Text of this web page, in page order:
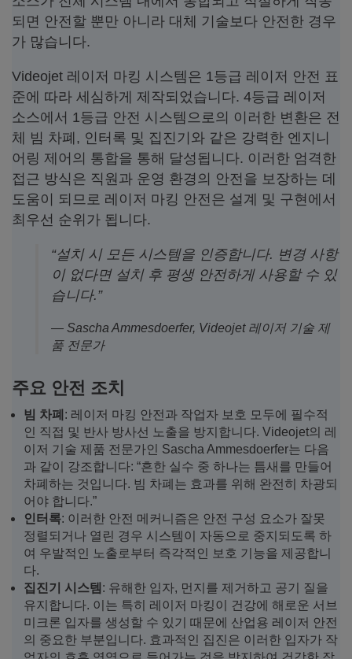
되면 안전할 뿐만 아니라 대체 기술보다 안전한 경우
가 많습니다.
Videojet 레이저 마킹 시스템은 1등급 레이저 안전 표
준에 따라 세심하게 제작되었습니다. 4등급 레이저
소스에서 1등급 안전 시스템으로의 이러한 변환은 전
체 빔 차폐, 인터록 및 집진기와 같은 강력한 엔지니
어링 제어의 통합을 통해 달성됩니다. 이러한 엄격한
접근 방식은 직원과 운영 환경의 안전을 보장하는 데
도움이 되므로 레이저 마킹 안전은 설계 및 구현에서
최우선 순위가 됩니다.
“설치 시 모든 시스템을 인증합니다. 변경 사항
이 없다면 설치 후 평생 안전하게 사용할 수 있
습니다.”
— Sascha Ammesdoerfer, Videojet 레이저 기술 제
품 전문가
주요 안전 조치
빔 차폐 : 레이저 마킹 안전과 작업자 보호 모두에 필수적
인 직접 및 반사 방사선 노출을 방지합니다. Videojet의 레
이저 기술 제품 전문가인 Sascha Ammesdoerfer는 다음
과 같이 강조합니다: “흔한 실수 중 하나는 틈새를 만들어
차폐하는 것입니다. 빔 차폐는 효과를 위해 완전히 차광되
어야 합니다.”
인터록: 이러한 안전 메커니즘은 안전 구성 요소가 잘못
정렬되거나 열린 경우 시스템이 자동으로 중지되도록 하
여 우발적인 노출로부터 즉각적인 보호 기능을 제공합니
다.
집진기 시스템 : 유해한 입자, 먼지를 제거하고 공기 질을
유지합니다. 이는 특히 레이저 마킹이 건강에 해로운 서브
미크론 입자를 생성할 수 있기 때문에 산업용 레이저 안전
의 중요한 부분입니다. 효과적인 집진은 이러한 입자가 작